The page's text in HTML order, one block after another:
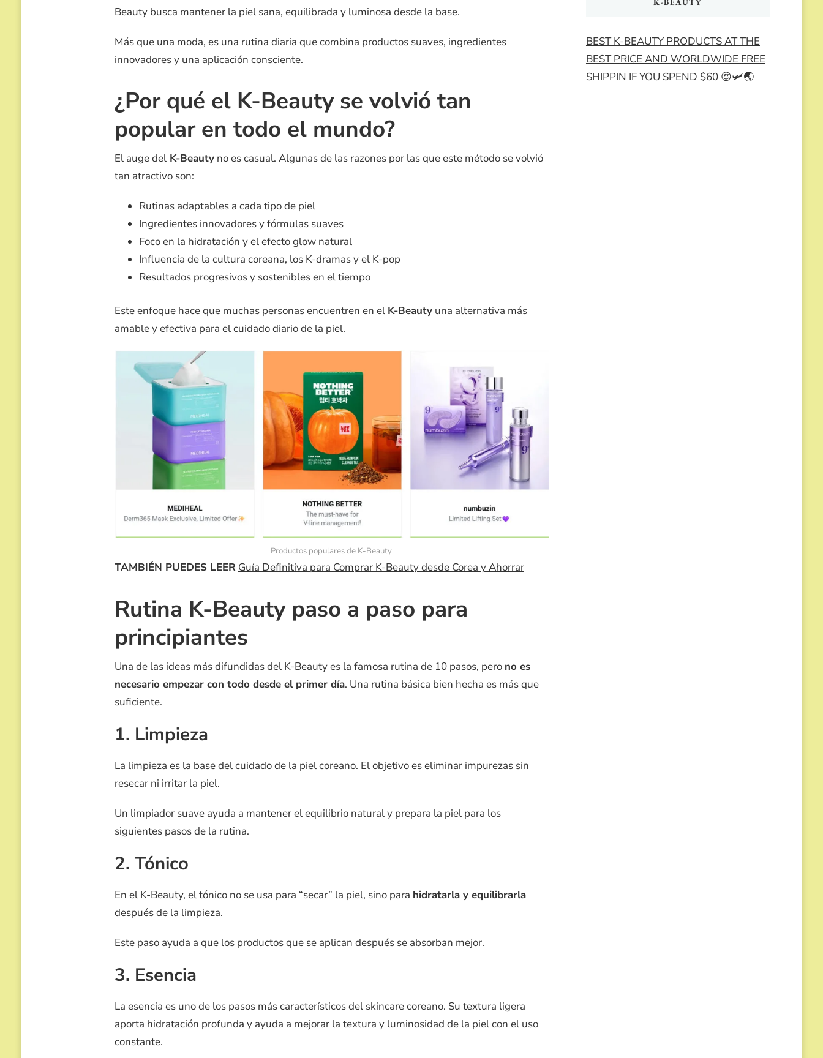
Beauty busca mantener la piel sana, equilibrada y luminosa desde la base.
Más que una moda, es una rutina diaria que combina productos suaves, ingredientes
innovadores y una aplicación consciente.
¿Por qué el K-Beauty se volvió tan
popular en todo el mundo?
El auge delK-Beautyno es casual. Algunas de las razones por las que este método se volvió
tan atractivo son:
Rutinas adaptables a cada tipo de piel
Ingredientes innovadores y fórmulas suaves
Foco en la hidratación y el efecto glow natural
Influencia de la cultura coreana, los K-dramas y el K-pop
Resultados progresivos y sostenibles en el tiempo
Este enfoque hace que muchas personas encuentren en el K-Beautyuna alternativa más
amable y efectiva para el cuidado diario de la piel.
Productos populares de K-Beauty
TAMBIÉN PUEDES LEER Guía Definitiva para Comprar K-Beauty desde Corea y Ahorrar
Rutina K-Beauty paso a paso para
principiantes
Una de las ideas más difundidas del K-Beauty es la famosa rutina de 10 pasos, pero no es
necesario empezar con todo desde el primer día. Una rutina básica bien hecha es más que
suficiente.
1. Limpieza
La limpieza es la base del cuidado de la piel coreano. El objetivo es eliminar impurezas sin
resecar ni irritar la piel.
Un limpiador suave ayuda a mantener el equilibrio natural y prepara la piel para los
siguientes pasos de la rutina.
2. Tónico
En el K-Beauty, el tónico no se usa para “secar” la piel, sino para hidratarla y equilibrarla
después de la limpieza.
Este paso ayuda a que los productos que se aplican después se absorban mejor.
3. Esencia
La esencia es uno de los pasos más característicos del skincare coreano. Su textura ligera
aporta hidratación profunda y ayuda a mejorar la textura y luminosidad de la piel con el uso
constante.
K-BEAUTY
BEST K-BEAUTY PRODUCTS AT THE
BEST PRICE AND WORLDWIDE FREE
SHIPPIN IF YOU SPEND $60 😍🛩️🌏